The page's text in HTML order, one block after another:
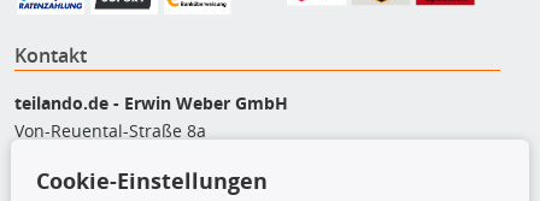
Kontakt
teilando.de - Erwin Weber GmbH
Von-Reuental-Straße 8a
+49 (0) 8165 / 5093200
Cookie-Einstellungen